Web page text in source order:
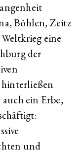
Böhlen, Zeitz
eine
der
ein Erbe,
und